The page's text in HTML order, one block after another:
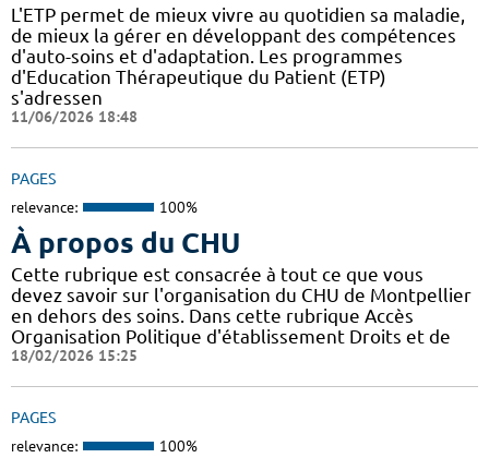
L'ETP permet de mieux vivre au quotidien sa maladie,
de mieux la gérer en développant des compétences
d'auto-soins et d'adaptation. Les programmes
d'Education Thérapeutique du Patient (ETP)
s'adressen
11/06/2026 18:48
PAGES
relevance: 100%
À propos du CHU
Cette rubrique est consacrée à tout ce que vous
devez savoir sur l'organisation du CHU de Montpellier
en dehors des soins. Dans cette rubrique Accès
Organisation Politique d'établissement Droits et de
18/02/2026 15:25
PAGES
relevance: 100%